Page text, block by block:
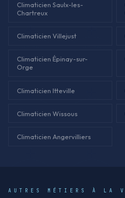
Climaticien Saulx-les-
Chartreux
Climaticien Villejust
Climaticien Épinay-sur-
Orge
Climaticien Itteville
Climaticien Wissous
Climaticien Angervilliers
AUTRES MÉTIERS À LA